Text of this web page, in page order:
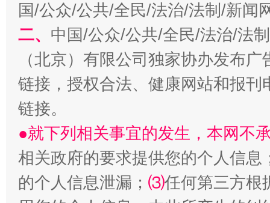
揭批美国五大"原罪" "炒
国/公众/公共/全民/法治/法制/新闻
二、 中国/公众/公共/全民/法治/法
（北京）有限公司独家协办发布
链接，授权合法、健康网站和报
链接。
●就下列相关事宜的发生，本网不
相关政府的要求提供您的个人信息
的个人信息泄漏； ⑶任何第三方根